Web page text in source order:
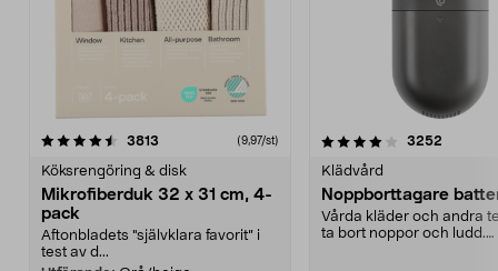
3813 (9,97/st)
Köksrengöring & disk
Mikrofiberduk 32 x 31 cm, 4-
pack
Aftonbladets "självklara favorit” i
test av d...
4.0av 5 stjärnor 3252
Klädvård
Noppborttagare
Vårda kläder och andra
ta bort noppor och ludd.
4.5av 5 stjärnor